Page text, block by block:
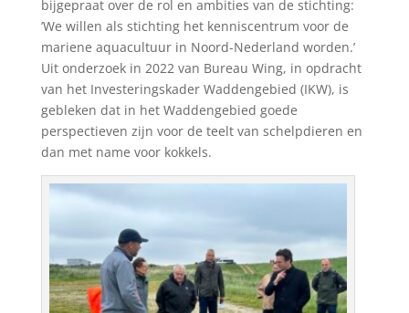
bijgepraat over de rol en ambities van de stichting:
’We willen als stichting het kenniscentrum voor de
mariene aquacultuur in Noord-Nederland worden.’
Uit onderzoek in 2022 van Bureau Wing, in opdracht
van het Investeringskader Waddengebied (IKW), is
gebleken dat in het Waddengebied goede
perspectieven zijn voor de teelt van schelpdieren en
dan met name voor kokkels.